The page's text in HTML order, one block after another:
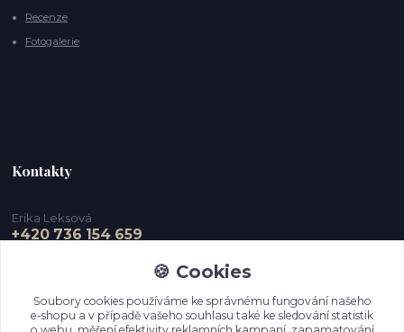
Recenze
Fotogalerie
Kontakty
Erika Leksová
+420 736 154 659
info@ejdesign.cz🍪 Cookies
Soubory cookies používáme ke správnému fungování našeho
e-shopu a v případě vašeho souhlasu také ke sledování statistik